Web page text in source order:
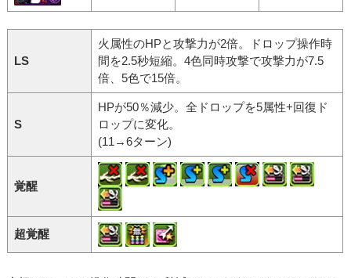
LS
火属性のHPと攻撃力が2倍。ドロップ操作時
間を2.5秒短縮。4色同時攻撃で攻撃力が7.5
倍、5色で15倍。
S
HPが50％減少。全ドロップを5属性+回復ド
ロップに変化。
(11→6ターン)
覚醒
超覚醒